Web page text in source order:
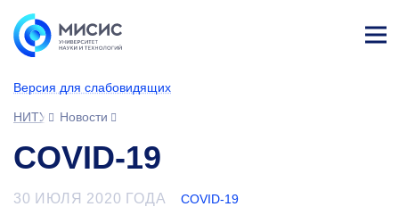
Версия для слабовидящих
НИТУ МИСИС
Новости
COVID-19
30 ИЮЛЯ 2020 ГОДА COVID-19